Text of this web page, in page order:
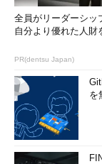
全員がリーダーシッ
自分より優れた人財
PR(dentsu Japan)
を